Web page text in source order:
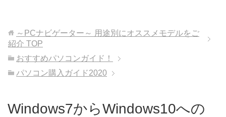
～PCナビゲーター～ 用途別にオススメモデルをご
紹介 TOP
おすすめパソコンガイド！
パソコン購入ガイド2020
Windows7からWindows10への